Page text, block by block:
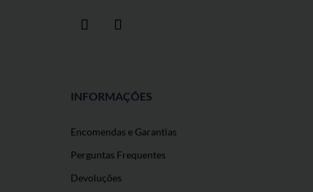
INFORMAÇÕES
Encomendas e Garantias
Perguntas Frequentes
Devoluções